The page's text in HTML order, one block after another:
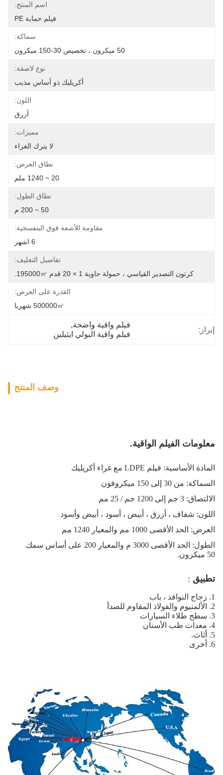
اسم المنتج:
فيلم حماية PE
سماكة:
50 ميكرون ، تخصيص 30-150 ميكرون
نوع لاصقة:
أكريليك ذو أساس مذيب
اللون:
أزرق
مميزات:
لا يترك الغراء
نطاق العرض:
20 ~ 1240 ملم
نطاق الطول:
50 ~ 200 م
مقاومة للأشعة فوق البنفسجية:
تفاصيل التغليف:
كرتون التصدير القياسي ، حمولة حاوية 1 × 20 قدم 195000㎡.
القدرة على العرض:
500000㎡ شهريا
إبراز:
فيلم واقية واضحة,
فيلم واقية البولي ايثيلين
وصف المنتج
معلومات الفيلم الواقية.
المادة الأساسية: فيلم LDPE مع غراء أكريليك
السماكة: من 30 إلى 150 ميكروفون
الالتصاق: 3 جم إلى 1200 جم / 25 مم
اللون: شفاف ، أزرق ، أبيض ، أسود ، أبيض وأسود
العرض: الحد الأقصى 1000 مم والمعيار 1240 مم
الطول: الحد الأقصى 3000 م والمعيار 200 على أساس سمك
50 ميكرون.
تطبيق:
3. سطح طلاء السيارات
4. معدات طب الأسنان
5. أثاث.
6. أخرى